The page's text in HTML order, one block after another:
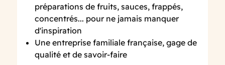
préparations de fruits, sauces, frappés,
concentrés... pour ne jamais manquer
d'inspiration
Une entreprise familiale française, gage de
qualité et de savoir-faire